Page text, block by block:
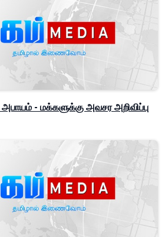
- மக்களுக்கு அவசர அறிவிப்பு